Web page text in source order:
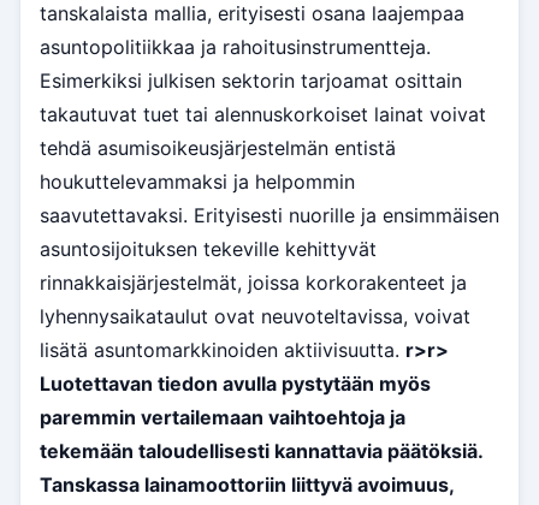
tanskalaista mallia, erityisesti osana laajempaa
asuntopolitiikkaa ja rahoitusinstrumentteja.
Esimerkiksi julkisen sektorin tarjoamat osittain
takautuvat tuet tai alennuskorkoiset lainat voivat
tehdä asumisoikeusjärjestelmän entistä
houkuttelevammaksi ja helpommin
saavutettavaksi. Erityisesti nuorille ja ensimmäisen
asuntosijoituksen tekeville kehittyvät
rinnakkaisjärjestelmät, joissa korkorakenteet ja
lyhennysaikataulut ovat neuvoteltavissa, voivat
lisätä asuntomarkkinoiden aktiivisuutta. r>r>
Luotettavan tiedon avulla pystytään myös
paremmin vertailemaan vaihtoehtoja ja
tekemään taloudellisesti kannattavia päätöksiä.
Tanskassa lainamoottoriin liittyvä avoimuus,